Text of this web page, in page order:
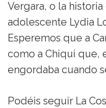
Vergara, o la
adolescente Lydia
Esperemos que a
como a Chiqui que,
engordaba cuando
Podéis seguir La